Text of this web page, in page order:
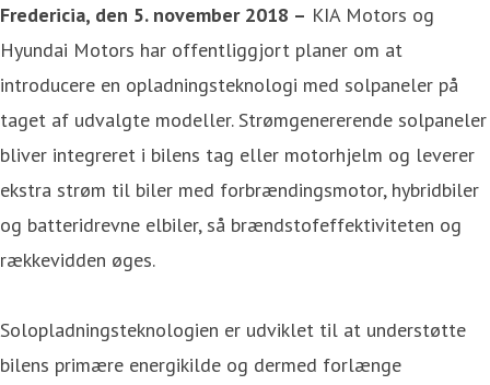
Fredericia, den 5. november 2018 – KIA Motors og
Hyundai Motors har offentliggjort planer om at
introducere en opladningsteknologi med solpaneler på
taget af udvalgte modeller. Strømgenererende solpaneler
bliver integreret i bilens tag eller motorhjelm og leverer
ekstra strøm til biler med forbrændingsmotor, hybridbiler
og batteridrevne elbiler, så brændstofeffektiviteten og
rækkevidden øges.
Solopladningsteknologien er udviklet til at understøtte
bilens primære energikilde og dermed forlænge